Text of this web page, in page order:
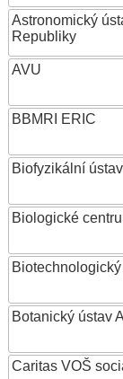
Astronomický
Republiky
AVU
BBMRI ERIC
Biofyzikální
Biologické
Botanický ústav
Caritas VOŠ